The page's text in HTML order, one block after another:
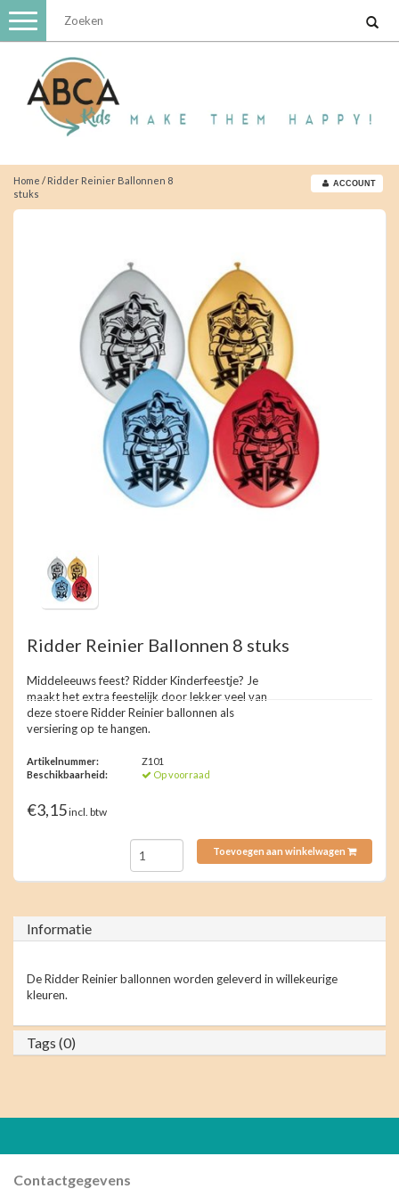
Toggle
navigation
Home / Ridder Reinier Ballonnen 8
stuks
ACCOUNT
Ridder Reinier Ballonnen 8 stuks
Middeleeuws feest? Ridder Kinderfeestje? Je
maakt het extra feestelijk door lekker veel van
deze stoere Ridder Reinier ballonnen als
versiering op te hangen.
Artikelnummer:
Z101
Beschikbaarheid:
Op voorraad
€3,15incl. btw
Toevoegen aan winkelwagen
Informatie
De Ridder Reinier ballonnen worden geleverd in willekeurige
kleuren.
Tags (0)
Contactgegevens